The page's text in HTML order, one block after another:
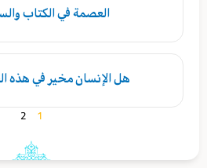
العصمة في الكتاب
هل الإنسان مخير في هذه
1
2